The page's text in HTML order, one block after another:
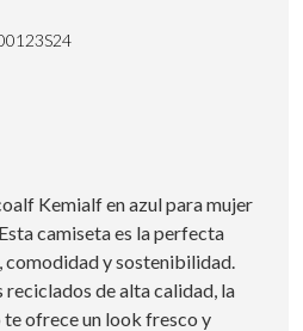
Kemialf en azul para mujer
camiseta es la perfecta
y sostenibilidad.
de alta calidad, la
ofrece un look fresco y